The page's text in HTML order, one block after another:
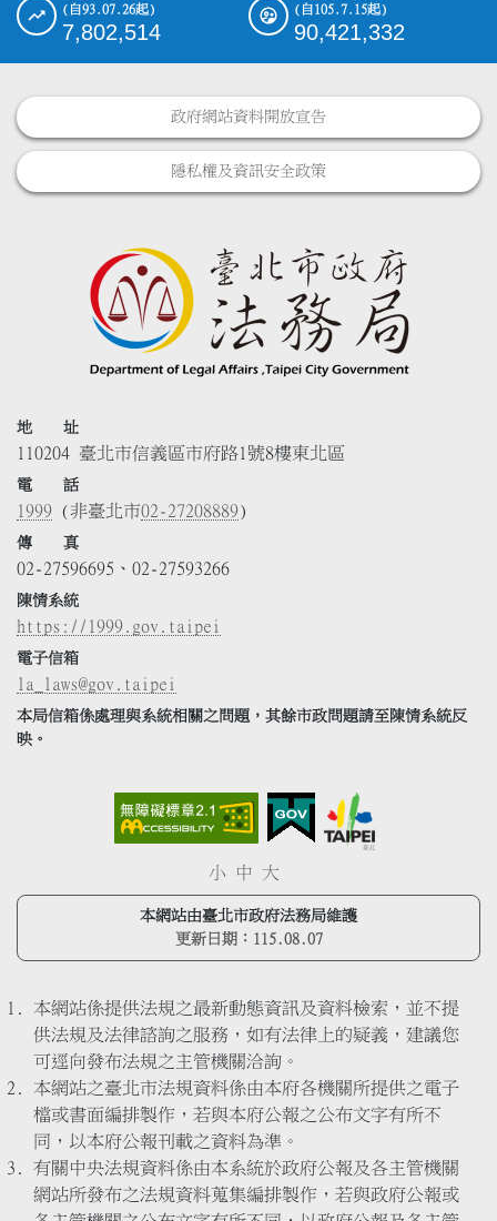
(自93.07.26起)
7,802,514
(自105.7.15起)
90,421,332
政府網站資料開放宣告
隱私權及資訊安全政策
地 址
110204 臺北市信義區市府路1號8樓東北區
電 話
1999 (非臺北市02-27208889)
傳 真
02-27596695、02-27593266
陳情系統
https://1999.gov.taipei
電子信箱
la_laws@gov.taipei
本局信箱係處理與系統相關之問題，其餘市政問題請至陳情系統反
映。
小 中 大
本網站由臺北市政府法務局維護
更新日期： 115.08.07
本網站係提供法規之最新動態資訊及資料檢索，並不提
供法規及法律諮詢之服務，如有法律上的疑義，建議您
可逕向發布法規之主管機關洽詢。
本網站之臺北市法規資料係由本府各機關所提供之電子
檔或書面編排製作，若與本府公報之公布文字有所不
同，以本府公報刊載之資料為準。
有關中央法規資料係由本系統於政府公報及各主管機關
網站所發布之法規資料蒐集編排製作，若與政府公報或